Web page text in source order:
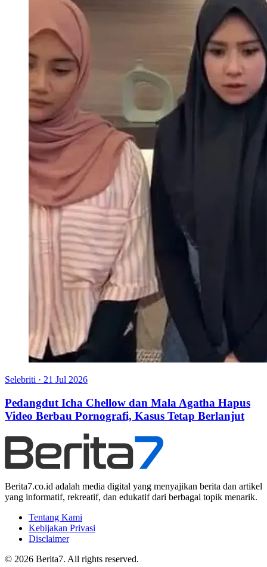
Selebriti · 21 Jul 2026
Pedangdut Icha Chellow dan Mala Agatha Hapus
Video Berbau Pornografi, Kasus Tetap Berlanjut
Berita7.co.id adalah media digital yang menyajikan berita dan artikel
yang informatif, rekreatif, dan edukatif dari berbagai topik menarik.
Tentang Kami
Kebijakan Privasi
Disclaimer
© 2026 Berita7. All rights reserved.